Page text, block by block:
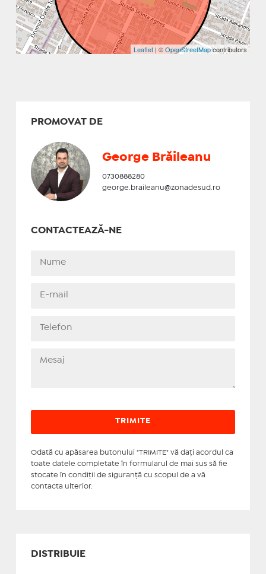
Leaflet | ©OpenStreetMapcontributors
PROMOVAT DE
George Brăileanu
0730888280
george.braileanu@zonadesud.ro
CONTACTEAZĂ-NE
Odată cu apăsarea butonului "TRIMITE" vă daţi acordul ca
toate datele completate în formularul de mai sus să fie
stocate în condiţii de siguranţă cu scopul de a vă
contacta ulterior.
DISTRIBUIE